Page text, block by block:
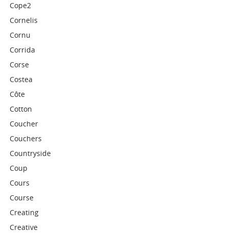
Cope2
Cornelis
Cornu
Corrida
Corse
Costea
Côte
Cotton
Coucher
Couchers
Countryside
Coup
Cours
Course
Creating
Creative